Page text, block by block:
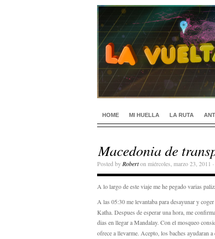
HOME MI HUELLA LA RUTA
Macedonia de
Posted by Roberton miércoles, marzo 23, 2011 ·
A lo largo de este viaje me he pegado varias
A las 05:30 me levantaba para desayunar y
Katha. Despues de esperar una hora, me
dias en llegar a Mandalay. Con el mosqueo
ofrece a llevarme. Acepto, los baches ayudaran